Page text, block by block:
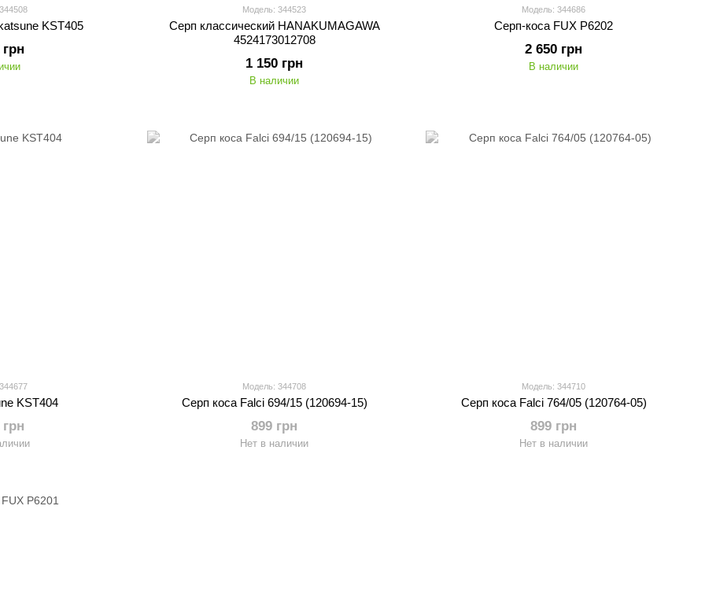
KST405
Модель: 344523
Серп классический HANAKUMAGAWA
4524173012708
1 150 грн
В наличии
Модель: 344686
Серп-коса FUX P6202
2 650 грн
В наличии
KST404
Модель: 344708
Серп коса Falci 694/15 (120694-15)
899 грн
Нет в наличии
Модель: 344710
Серп коса Falci 764/05 (120764-05)
899 грн
Нет в наличии